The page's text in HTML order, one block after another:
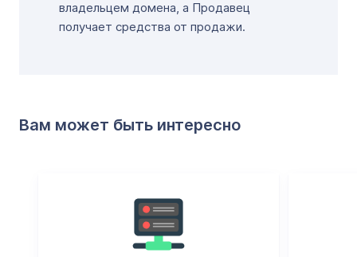
владельцем домена, а Продавец
получает средства от продажи.
Вам может быть интересно